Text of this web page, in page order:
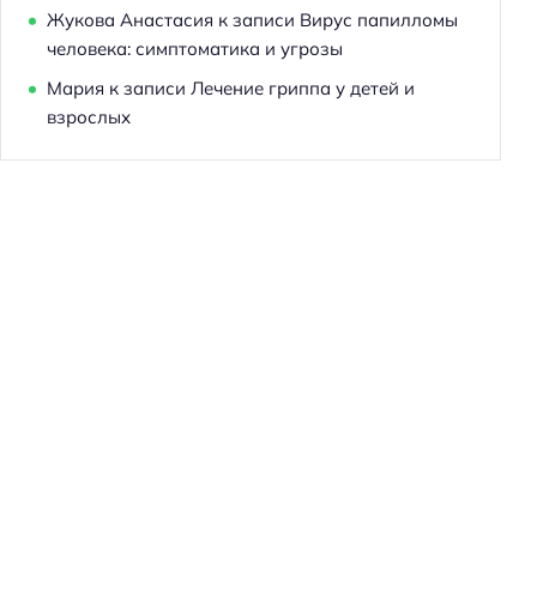
Жукова Анастасия к записи Вирус папилломы
человека: симптоматика и угрозы
Мария к записи Лечение гриппа у детей и
взрослых